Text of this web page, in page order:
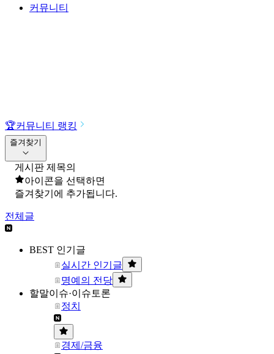
커뮤니티
🏆커뮤니티 랭킹
즐겨찾기
게시판 제목의
아이콘을 선택하면
즐겨찾기에 추가됩니다.
전체글
BEST 인기글
실시간 인기글
명예의 전당
할말이슈·이슈토론
정치
경제/금융